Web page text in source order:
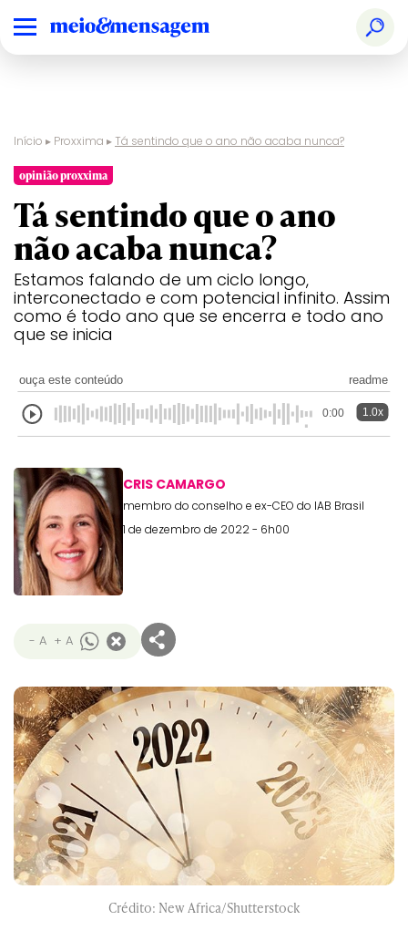
Início ▸ Proxxima ▸ Tá sentindo que o ano não acaba nunca?
opinião proxxima
Tá sentindo que o ano
não acaba nunca?
Estamos falando de um ciclo longo,
interconectado e com potencial infinito. Assim
como é todo ano que se encerra e todo ano
que se inicia
ouça este conteúdo readme
0:00 1.0x
CRIS CAMARGO
membro do conselho e ex-CEO do IAB Brasil
1 de dezembro de 2022 - 6h00
- A + A
Crédito: New Africa/Shutterstock